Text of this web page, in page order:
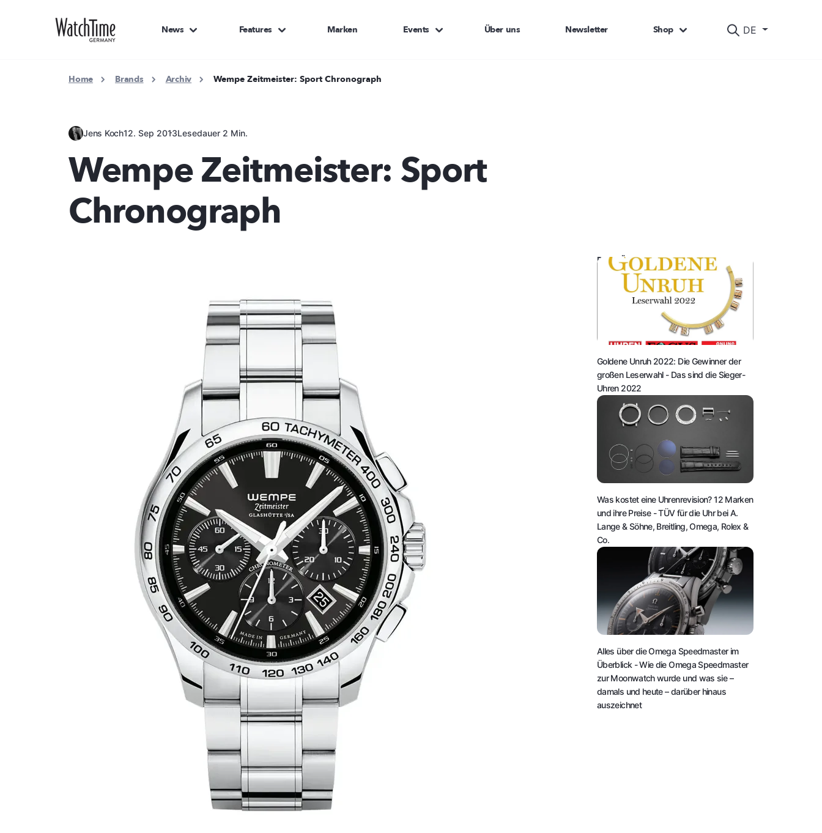
DE
News Features Marken Events Über uns Newsletter Shop
Home Brands Archiv Wempe Zeitmeister: Sport Chronograph
Jens Koch12. Sep 2013Lesedauer 2 Min.
Wempe Zeitmeister: Sport
Chronograph
DAS KÖNNTE SIE AUCH INTERESSIEREN:
Goldene Unruh 2022: Die Gewinner der
großen Leserwahl - Das sind die Sieger-
Uhren 2022
Was kostet eine Uhrenrevision? 12 Marken
und ihre Preise - TÜV für die Uhr bei A.
Lange & Söhne, Breitling, Omega, Rolex &
Co.
Alles über die Omega Speedmaster im
Überblick - Wie die Omega Speedmaster
zur Moonwatch wurde und was sie –
damals und heute – darüber hinaus
auszeichnet